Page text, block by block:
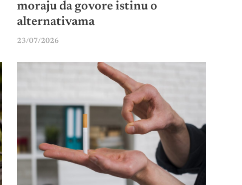
moraju da govore istinu o
alternativama
23/07/2026